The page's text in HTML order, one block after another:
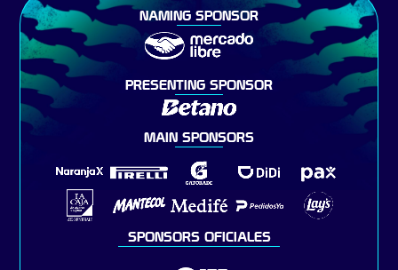
NAMING SPONSOR
PRESENTING SPONSOR
MAIN SPONSORS
SPONSORS OFICIALES